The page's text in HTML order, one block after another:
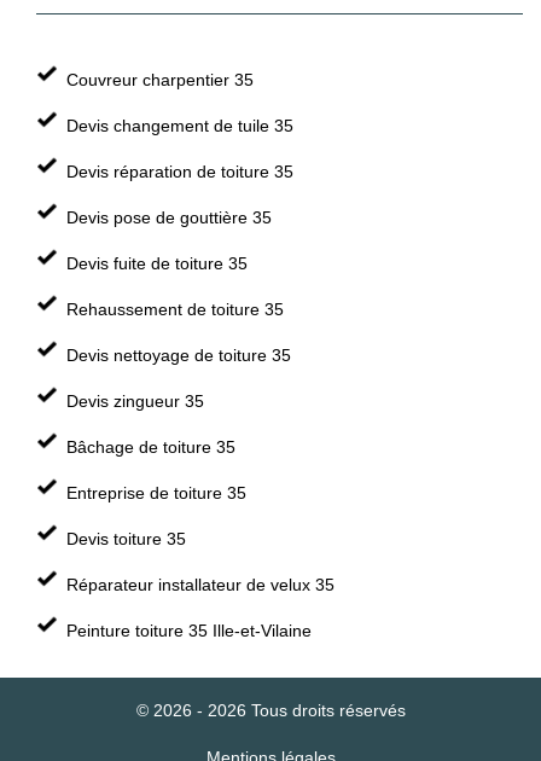
Couvreur charpentier 35
Devis changement de tuile 35
Devis réparation de toiture 35
Devis pose de gouttière 35
Devis fuite de toiture 35
Rehaussement de toiture 35
Devis nettoyage de toiture 35
Devis zingueur 35
Bâchage de toiture 35
Entreprise de toiture 35
Devis toiture 35
Réparateur installateur de velux 35
Peinture toiture 35 Ille-et-Vilaine
© 2026 - 2026 Tous droits réservés